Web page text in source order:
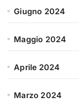
Giugno 2024
Maggio 2024
Aprile 2024
Marzo 2024